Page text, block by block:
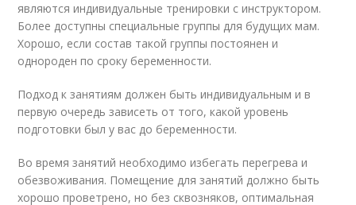
являются индивидуальные тренировки с инструктором.
Более доступны специальные группы для будущих мам.
Хорошо, если состав такой группы постоянен и
однороден по сроку беременности.
Подход к занятиям должен быть индивидуальным и в
первую очередь зависеть от того, какой уровень
подготовки был у вас до беременности.
Во время занятий необходимо избегать перегрева и
обезвоживания. Помещение для занятий должно быть
хорошо проветрено, но без сквозняков, оптимальная